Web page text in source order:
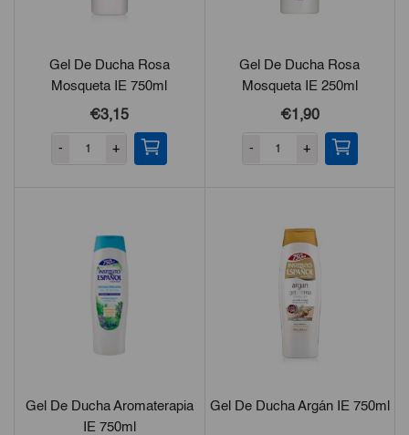
Gel De Ducha Rosa
Mosqueta IE 750ml
€3,15
- +
Gel De Ducha Rosa
Mosqueta IE 250ml
€1,90
- +
Gel De Ducha Aromaterapia
IE 750ml
Gel De Ducha Argán IE 750ml